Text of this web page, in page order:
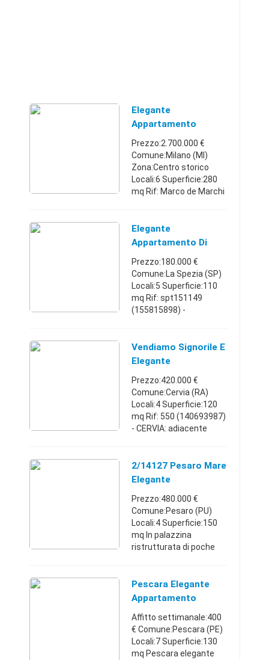
Elegante
Appartamento
Immerso Nel Verde
Prezzo:2.700.000 €
Comune:Milano (MI)
Zona:Centro storico
Locali:6 Superficie:280
mq Rif: Marco de Marchi
splendida cornice del
quartiere Manzoni-
Elegante
Appartamento Di
Cinque Vani Abitabile
Sub
Prezzo:180.000 €
Comune:La Spezia (SP)
Locali:5 Superficie:110
mq Rif: spt151149
(155815898) -
ESCLUSIVA a pochi
isolati dalla zona
como ...
Vendiamo Signorile E
Elegante
Appartamento In
Cent
Prezzo:420.000 €
Comune:Cervia (RA)
Locali:4 Superficie:120
mq Rif: 550 (140693987)
- CERVIA: adiacente
dmare in zona tranquilla
dove si trovano vari
2/14127 Pesaro Mare
Elegante
Appartamento
Prezzo:480.000 €
Comune:Pesaro (PU)
Locali:4 Superficie:150
mq In palazzina
ristrutturata di poche
piano di mq.135
ristrutturato con ottimo
ampi ...
Pescara Elegante
Appartamento
Affitto settimanale:400
€ Comune:Pescara (PE)
Locali:7 Superficie:130
mq Pescara elegante